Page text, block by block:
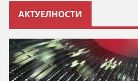
АКТУЕЛНОСТИ